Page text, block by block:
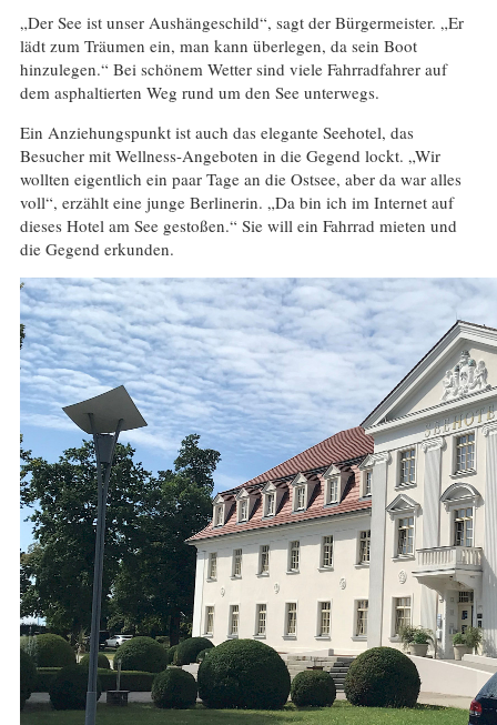
„Der See ist unser Aushängeschild“, sagt der Bürgermeister. „Er
lädt zum Träumen ein, man kann überlegen, da sein Boot
hinzulegen.“ Bei schönem Wetter sind viele Fahrradfahrer auf
dem asphaltierten Weg rund um den See unterwegs.
Ein Anziehungspunkt ist auch das elegante Seehotel, das
Besucher mit Wellness-Angeboten in die Gegend lockt. „Wir
wollten eigentlich ein paar Tage an die Ostsee, aber da war alles
voll“, erzählt eine junge Berlinerin. „Da bin ich im Internet auf
dieses Hotel am See gestoßen.“ Sie will ein Fahrrad mieten und
die Gegend erkunden.